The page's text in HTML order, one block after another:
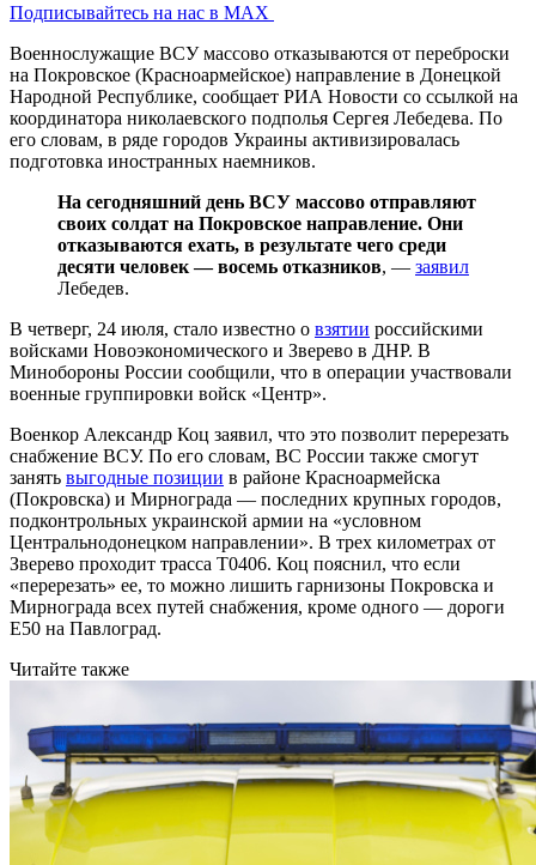
Подписывайтесь на нас в MAX
Военнослужащие ВСУ массово отказываются от переброски
на Покровское (Красноармейское) направление в Донецкой
Народной Республике, сообщает РИА Новости со ссылкой на
координатора николаевского подполья Сергея Лебедева. По
его словам, в ряде городов Украины активизировалась
подготовка иностранных наемников.
На сегодняшний день ВСУ массово отправляют
своих солдат на Покровское направление. Они
отказываются ехать, в результате чего среди
десяти человек — восемь отказников, — заявил
Лебедев.
В четверг, 24 июля, стало известно о взятии российскими
войсками Новоэкономического и Зверево в ДНР. В
Минобороны России сообщили, что в операции участвовали
военные группировки войск «Центр».
Военкор Александр Коц заявил, что это позволит перерезать
снабжение ВСУ. По его словам, ВС России также смогут
занять выгодные позиции в районе Красноармейска
(Покровска) и Мирнограда — последних крупных городов,
подконтрольных украинской армии на «условном
Центральнодонецком направлении». В трех километрах от
Зверево проходит трасса Т0406. Коц пояснил, что если
«перерезать» ее, то можно лишить гарнизоны Покровска и
Мирнограда всех путей снабжения, кроме одного — дороги
Е50 на Павлоград.
Читайте также